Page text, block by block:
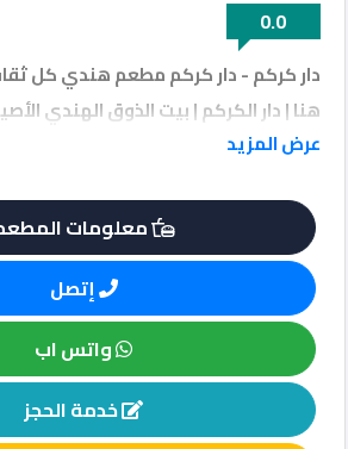
0.0
دار كركم - دار كركم مطعم هندي كل
هنا | دار الكركم | بيت الذوق الهندي
السعودية 24221 - 2278
عرض المزيد
معلومات
إتصل
واتس اب
خدمة الحجز